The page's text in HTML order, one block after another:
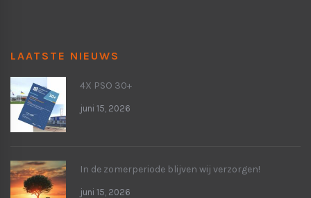
LAATSTE NIEUWS
4X PSO 30+
juni 15, 2026
In de zomerperiode blijven wij verzorgen!
juni 15, 2026